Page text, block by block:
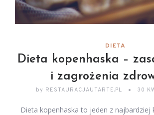
DIETA
Dieta kopenhaska –
i zagrożenia
by RESTAURACJAUTARTE.PL 30
Dieta kopenhaska to jeden z najbardziej